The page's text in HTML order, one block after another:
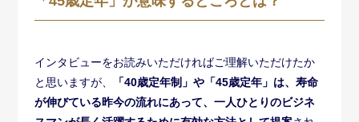
インタビューをお読みいただければご理解いただけたか
と思いますが、
「40歳定年制」や「45歳定年」は、寿命
が伸びている昨今の流れにあって、一人ひとりのビジネ